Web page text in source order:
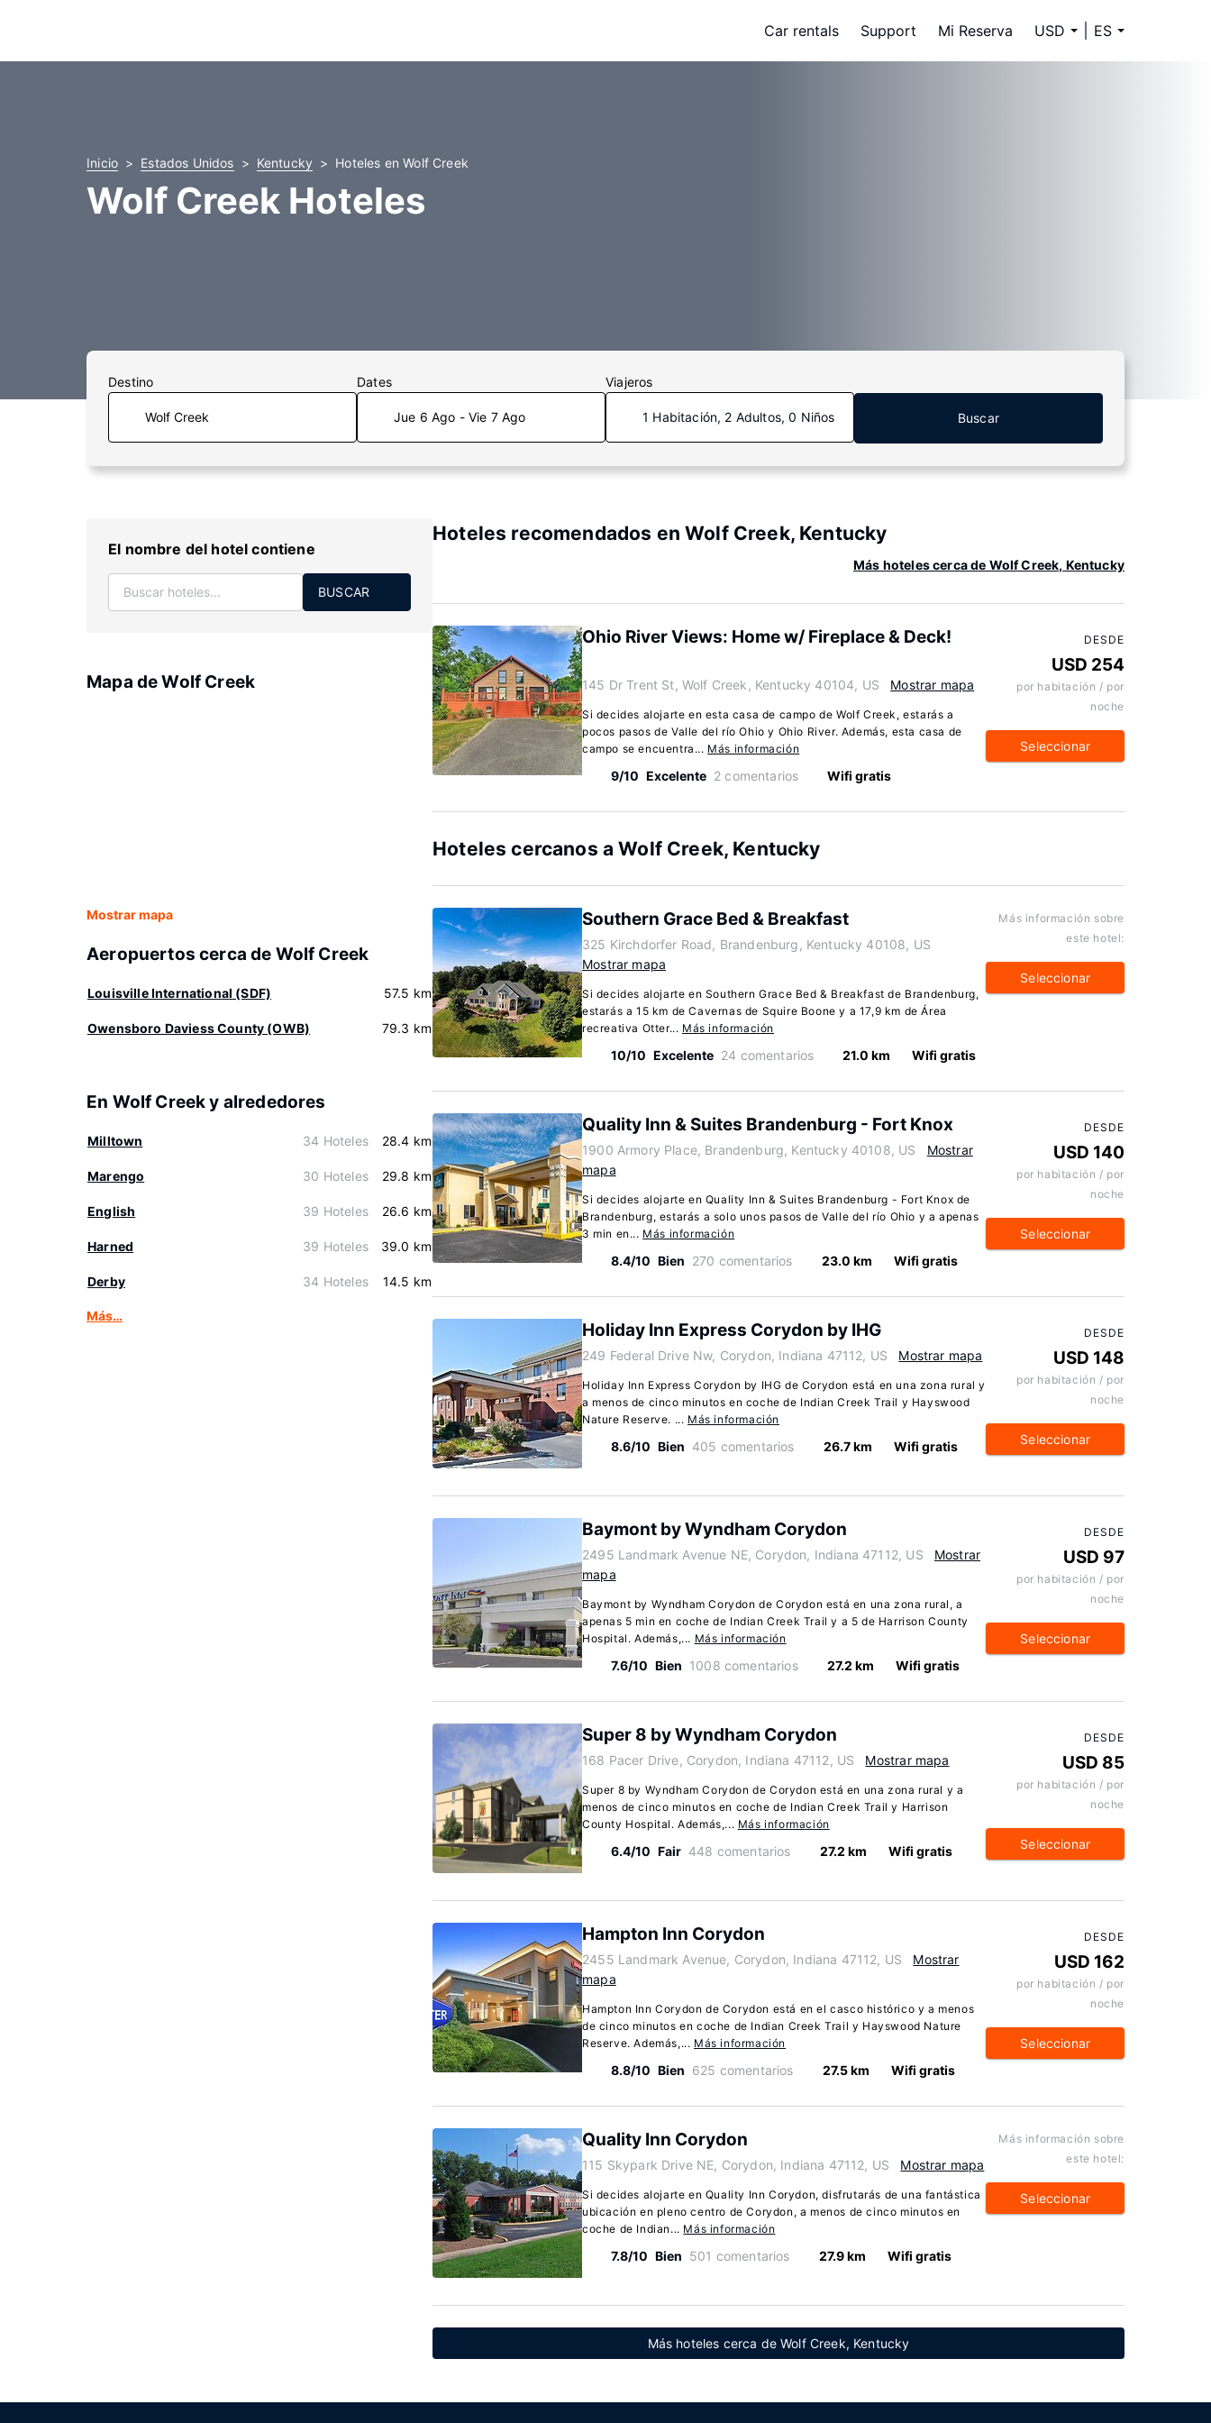
Car rentals Support Mi Reserva USD ES
Inicio Estados Unidos Kentucky Hoteles en Wolf Creek
Wolf Creek Hoteles
Destino Dates
Jue 6 Ago - Vie 7 Ago
Viajeros
1 Habitación, 2 Adultos, 0 Niños Buscar
El nombre del hotel contiene
BUSCAR
Mapa de Wolf Creek
Mostrar mapa
Aeropuertos cerca de Wolf Creek
Louisville International (SDF) 57.5 km
Owensboro Daviess County (OWB) 79.3 km
En Wolf Creek y alrededores
Milltown 34 Hoteles 28.4 km
Marengo 30 Hoteles 29.8 km
English 39 Hoteles 26.6 km
Harned 39 Hoteles 39.0 km
Derby 34 Hoteles 14.5 km
Más…
Hoteles recomendados en Wolf Creek, Kentucky
Más hoteles cerca de Wolf Creek, Kentucky
Ohio River Views: Home w/ Fireplace & Deck!
145 Dr Trent St, Wolf Creek, Kentucky 40104, US Mostrar mapa
Si decides alojarte en esta casa de campo de Wolf Creek, estarás a
pocos pasos de Valle del río Ohio y Ohio River. Además, esta casa de
campo se encuentra... Más información
9/10 Excelente 2 comentarios Wifi gratis
DESDE
USD 254
por habitación / por
noche
Seleccionar
Hoteles cercanos a Wolf Creek, Kentucky
Southern Grace Bed & Breakfast
325 Kirchdorfer Road, Brandenburg, Kentucky 40108, US
Mostrar mapa
Si decides alojarte en Southern Grace Bed & Breakfast de Brandenburg,
estarás a 15 km de Cavernas de Squire Boone y a 17,9 km de Área
recreativa Otter... Más información
10/10 Excelente 24 comentarios 21.0 km Wifi gratis
Más información sobre
este hotel:
Seleccionar
Quality Inn & Suites Brandenburg - Fort Knox
1900 Armory Place, Brandenburg, Kentucky 40108, US
Mostrar
mapa
Si decides alojarte en Quality Inn & Suites Brandenburg - Fort Knox de
Brandenburg, estarás a solo unos pasos de Valle del río Ohio y a apenas
3 min en... Más información
8.4/10 Bien 270 comentarios 23.0 km Wifi gratis
DESDE
USD 140
por habitación / por
noche
Seleccionar
Holiday Inn Express Corydon by IHG
249 Federal Drive Nw, Corydon, Indiana 47112, US Mostrar mapa
Holiday Inn Express Corydon by IHG de Corydon está en una zona rural y
a menos de cinco minutos en coche de Indian Creek Trail y Hayswood
Nature Reserve. ... Más información
8.6/10 Bien 405 comentarios 26.7 km Wifi gratis
DESDE
USD 148
por habitación / por
noche
Seleccionar
Baymont by Wyndham Corydon
2495 Landmark Avenue NE, Corydon, Indiana 47112, US
Mostrar
mapa
Baymont by Wyndham Corydon de Corydon está en una zona rural, a
apenas 5 min en coche de Indian Creek Trail y a 5 de Harrison County
Hospital. Además,... Más información
7.6/10 Bien 1008 comentarios 27.2 km Wifi gratis
DESDE
USD 97
por habitación / por
noche
Seleccionar
Super 8 by Wyndham Corydon
168 Pacer Drive, Corydon, Indiana 47112, US Mostrar mapa
Super 8 by Wyndham Corydon de Corydon está en una zona rural y a
menos de cinco minutos en coche de Indian Creek Trail y Harrison
County Hospital. Además,... Más información
6.4/10 Fair 448 comentarios 27.2 km Wifi gratis
DESDE
USD 85
por habitación / por
noche
Seleccionar
Hampton Inn Corydon
2455 Landmark Avenue, Corydon, Indiana 47112, US
Mostrar
mapa
Hampton Inn Corydon de Corydon está en el casco histórico y a menos
de cinco minutos en coche de Indian Creek Trail y Hayswood Nature
Reserve. Además,... Más información
8.8/10 Bien 625 comentarios 27.5 km Wifi gratis
DESDE
USD 162
por habitación / por
noche
Seleccionar
Quality Inn Corydon
115 Skypark Drive NE, Corydon, Indiana 47112, US Mostrar mapa
Si decides alojarte en Quality Inn Corydon, disfrutarás de una fantástica
ubicación en pleno centro de Corydon, a menos de cinco minutos en
coche de Indian... Más información
7.8/10 Bien 501 comentarios 27.9 km Wifi gratis
Más información sobre
este hotel:
Seleccionar
Más hoteles cerca de Wolf Creek, Kentucky